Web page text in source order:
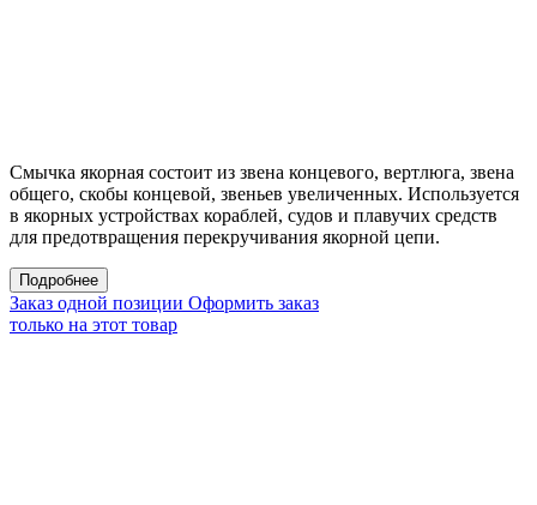
Смычка якорная состоит из звена концевого, вертлюга, звена
общего, скобы концевой, звеньев увеличенных. Используется
в якорных устройствах кораблей, судов и плавучих средств
для предотвращения перекручивания якорной цепи.
Подробнее
Заказ одной позиции Оформить заказ
только на этот товар